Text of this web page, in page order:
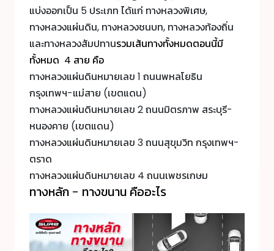
แบ่งออกเป็น 5 ประเภท ได้แก่ ทางหลวงพิเศษ,
ทางหลวงแผ่นดิน, ทางหลวงชนบท, ทางหลวงท้องถิ่น
และทางหลวงสัมปทานรวมเส้นทางทั้งหมดตอนนี้มี
ทั้งหมด 4 สาย คือ
ทางหลวงแผ่นดินหมายเลข 1 ถนนพหลโยธิน
กรุงเทพฯ-แม่สาย (เขตแดน)
ทางหลวงแผ่นดินหมายเลข 2 ถนนมิตรภาพ สระบุรี-
หนองคาย (เขตแดน)
ทางหลวงแผ่นดินหมายเลข 3 ถนนสุขุมวิท กรุงเทพฯ-
ตราด
ทางหลวงแผ่นดินหมายเลข 4 ถนนเพชรเกษม
ทางหลัก - ทางขนาน คืออะไร